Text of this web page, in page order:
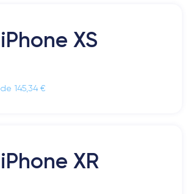
iPhone XS
de 145,34 €
iPhone XR